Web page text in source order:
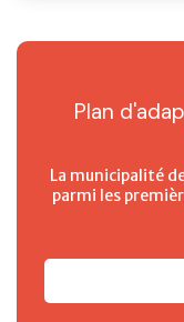
Plan
La municipalité
parmi les